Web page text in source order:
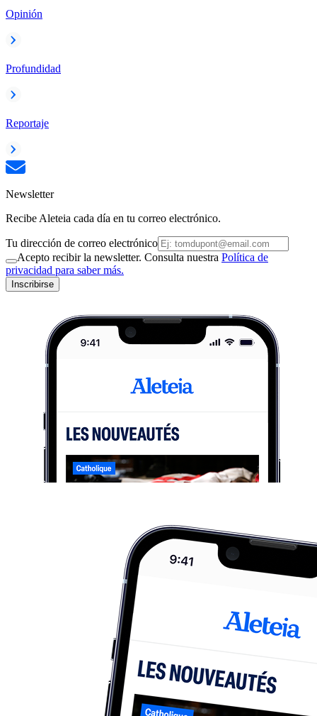
Opinión
Profundidad
Reportaje
Newsletter
Recibe Aleteia cada día en tu correo electrónico.
Tu dirección de correo electrónico
Acepto recibir la newsletter. Consulta nuestra Política de
privacidad para saber más.
Inscribirse